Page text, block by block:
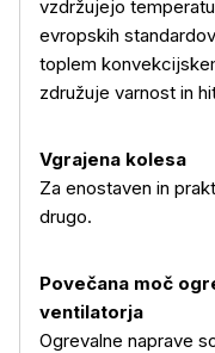
vzdržujejo
evropskih
toplem
združuje varnost in
Vgrajena kolesa
Za enostaven in
drugo.
Povečana moč
ventilatorja
Ogrevalne naprave